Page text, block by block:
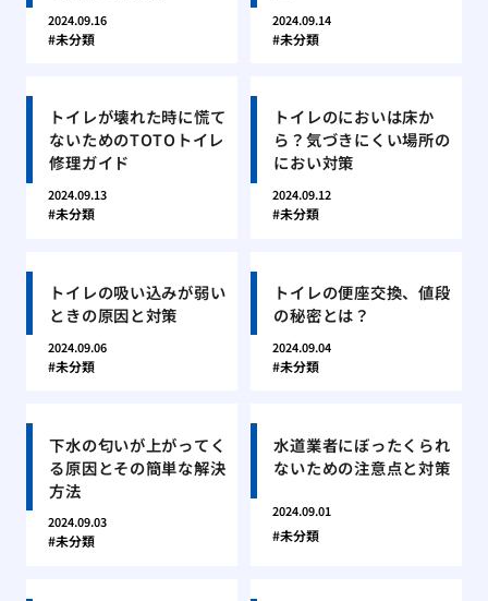
2024.09.16
未分類
2024.09.14
未分類
トイレが壊れた時に慌て
ないためのTOTOトイレ
修理ガイド
2024.09.13
未分類
トイレのにおいは床か
ら？気づきにくい場所の
におい対策
2024.09.12
未分類
トイレの吸い込みが弱い
ときの原因と対策
2024.09.06
未分類
トイレの便座交換、値段
の秘密とは？
2024.09.04
未分類
下水の匂いが上がってく
る原因とその簡単な解決
方法
2024.09.03
未分類
水道業者にぼったくられ
ないための注意点と対策
2024.09.01
未分類